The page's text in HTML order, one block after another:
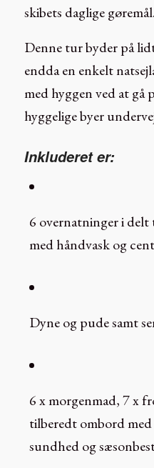
skibets daglige gøremål.
Denne tur byder på
endda en enkelt
med hyggen ved at gå
hyggelige byer
Inkluderet er:
6 overnatninger i delt
med håndvask og
Dyne og pude samt
6 x morgenmad, 7 x
tilberedt ombord
sundhed og